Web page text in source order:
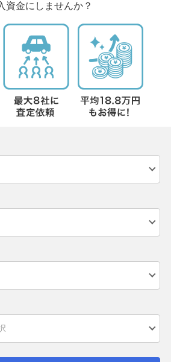
資金にしませんか？